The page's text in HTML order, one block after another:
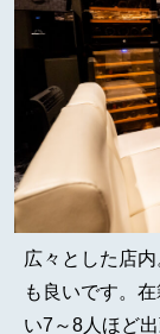
広々とした店
も良いです。
い7～8人ほど